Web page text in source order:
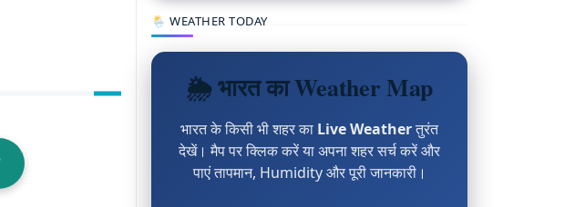
🌦 WEATHER TODAY
🌦 भारत का Weather Map
भारत के किसी भी शहर का Live Weatherतुरंत
देखें। मैप पर क्लिक करें या अपना शहर सर्च करें और
पाएं तापमान, Humidity और पूरी जानकारी।